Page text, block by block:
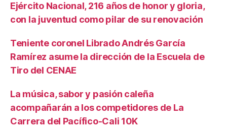
Ejército Nacional, 216 años de honor y gloria,
con la juventud como pilar de su renovación
Teniente coronel Librado Andrés García
Ramírez asume la dirección de la Escuela de
Tiro del CENAE
La música, sabor y pasión caleña
acompañarán a los competidores de La
Carrera del Pacífico-Cali 10K